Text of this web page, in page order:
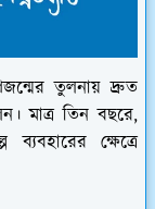
তুলনায় দ্রুত
মাত্র তিন বছরে,
ক্ষেত্রে